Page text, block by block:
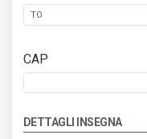
CAP
DETTAGLI INSEGNA